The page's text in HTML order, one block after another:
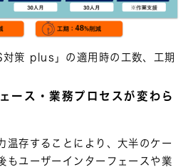
対策 plus」の適用時の工数、工期
ース・業務プロセスが変わら
温存することにより、大半のケー
もユーザーインターフェースや業